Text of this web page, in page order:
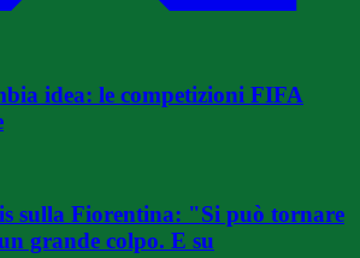
idea: le competizioni FIFA
sulla Fiorentina: "Si può tornare
grande colpo. E su